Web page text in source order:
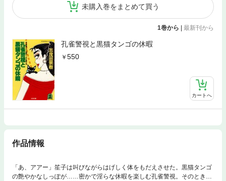
未購入巻をまとめて買う
1巻から | 最新刊から
孔雀警視と黒猫タンゴの休暇
550
カートへ
作品情報
「あ、アアー」笙子は叫びながらはげしく体をもだえさせた。黒猫タンゴ
の艶やかなしっぽが……密かで淫らな休暇を楽しむ孔雀警視。そのとき、